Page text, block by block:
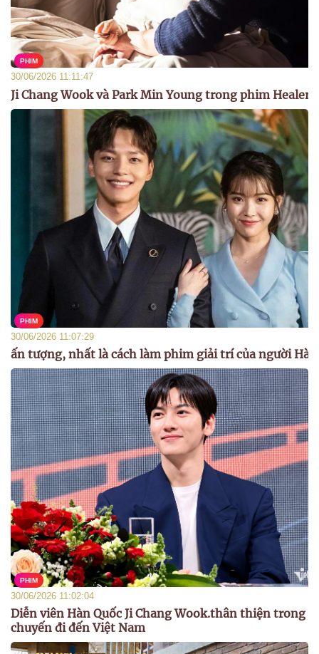
PHIM
30/06/2026 11:11:47
Ji Chang Wook và Park Min Young trong phim Healer.
PHIM
30/06/2026 11:07:29
ấn tượng, nhất là cách làm phim giải trí của người
PHIM
30/06/2026 11:02:04
Diễn viên Hàn Quốc Ji Chang Wook.thân thiện trong
chuyến đi đến Việt Nam